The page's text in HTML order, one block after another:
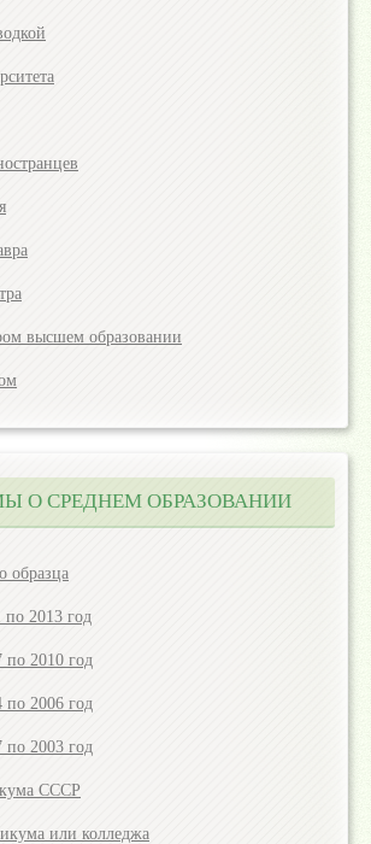
высшем образовании
О СРЕДНЕМ ОБРАЗОВАНИИ
образца
2013 год
2010 год
2006 год
2003 год
СССР
или колледжа